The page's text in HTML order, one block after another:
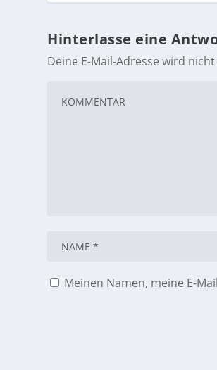
Hinterlasse eine
Deine E-Mail-Adresse wird
Meinen Namen, meine E-